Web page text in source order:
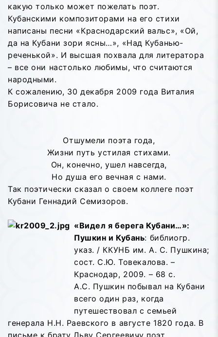
какую только может пожелать поэт.
Кубанскими композиторами на его стихи
написаны песни «Краснодарский вальс», «Ой,
да на Кубани зори ясны…», «Над Кубанью-
реченькой». И высшая похвала для литератора
– все они настолько любимы, что считаются
народными.
К сожалению, 30 декабря 2009 года Виталия
Борисовича не стало.
Отшумели поэта года,
Жизни путь устилая стихами.
Он, конечно, ушел навсегда,
Но душа его вечная с нами.
Так поэтически сказал о своем коллеге поэт
Кубани Геннадий Семизоров.
«Видел я берега Кубани…»:
Пушкин и Кубань: библиогр.
указ. / ККУНБ им. А. С. Пушкина;
сост. С.Ю. Товекалова. –
Краснодар, 2009. – 68 с.
А.С. Пушкин побывал на Кубани
всего один раз, когда
путешествовал с семьей
генерала Н.Н. Раевского в августе 1820 года. В